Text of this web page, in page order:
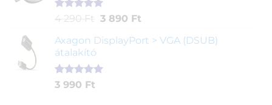
Értékelés
ből,
1
értékelés
alapján
4 290 Ft
Original
was:
290 Ft.
3 890 FtCurrent
is:
Axagon DisplayPort > VGA (DSUB)
átalakító
Értékelés
1
3 990 Ft